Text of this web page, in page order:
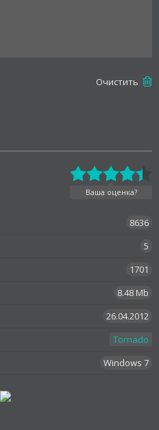
Oчистить
Ваша оценка?
8636
5
1701
8.48 Mb
26.04.2012
Tornado
Windows 7